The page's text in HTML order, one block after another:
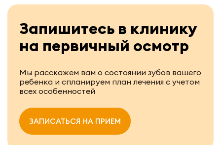
Запишитесь в клинику
на первичный осмотр
Мы расскажем вам о состоянии зубов вашего
ребенка и спланируем план лечения с учетом
всех особенностей
ЗАПИСАТЬСЯ НА ПРИЕМ